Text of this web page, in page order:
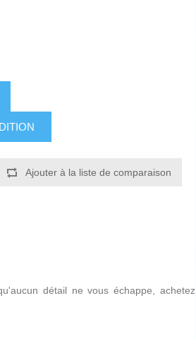
Ajouter à la liste de comparaison
détail ne vous échappe, achetez